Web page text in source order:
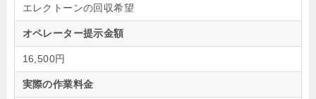
エレクトーンの回収希望
オペレーター提示金額
16,500円
実際の作業料金